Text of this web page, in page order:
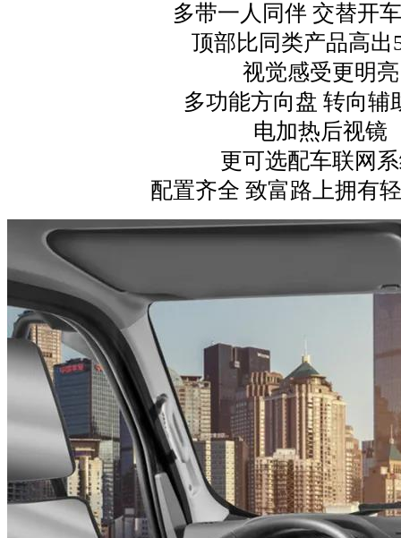
多带一人同伴 交替开
顶部比同类产品高出
视觉感受更明亮
多功能方向盘 转向辅
电加热后视镜
更可选配车联网
配置齐全 致富路上拥有